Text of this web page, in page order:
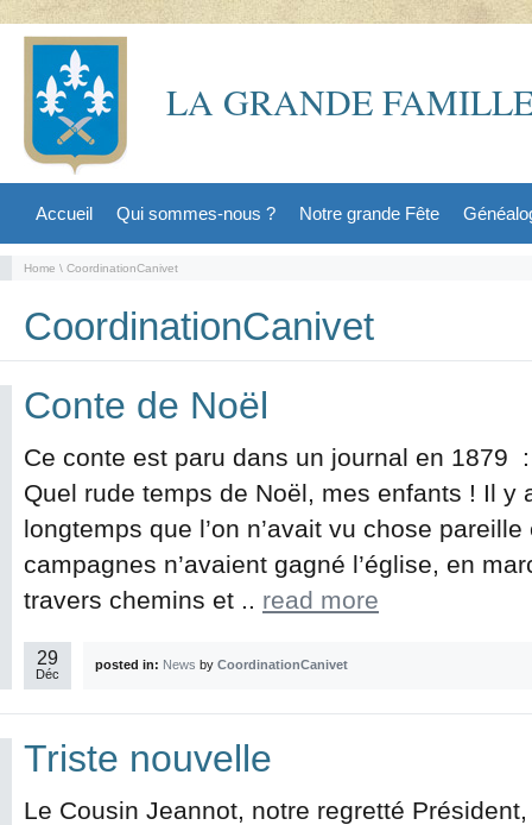
LA GRANDE
Accueil Qui sommes-nous ? Notre grande Fête
Home \ CoordinationCanivet
CoordinationCanivet
Conte de Noël
Ce conte est paru dans un journal en
Quel rude temps de Noël, mes enfants ! Il y
longtemps que l’on n’avait vu chose
campagnes n’avaient gagné l’église, en
travers chemins et .. read more
29
Déc
posted in: News by CoordinationCanivet
Triste nouvelle
Le Cousin Jeannot, notre regretté